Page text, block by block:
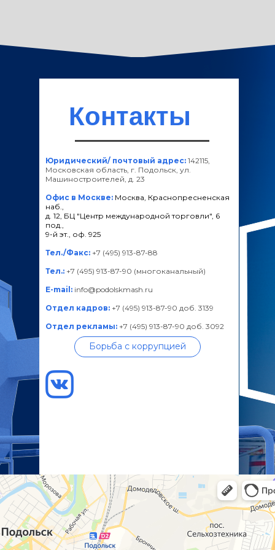
Контакты
Юридический/ почтовый адрес: 142115,
Московская область, г. Подольск, ул.
Машиностроителей, д. 23
Офис в Москве: Москва, Краснопресненская
наб.,
д. 12, БЦ "Центр международной торговли", 6
под.,
9-й эт., оф. 925
Тел./Факс: +7 (495) 913-87-88
Тел.: +7 (495) 913-87-90 (многоканальный)
E-mail: info@podolskmash.ru
Отдел кадров: +7 (495) 913-87-90 доб. 3139
Отдел рекламы: +7 (495) 913-87-90 доб. 3092
Борьба с коррупцией